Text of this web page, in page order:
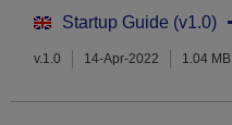
Startup Guide (v1.0)
v.1.0 14-Apr-2022 1.04 MB